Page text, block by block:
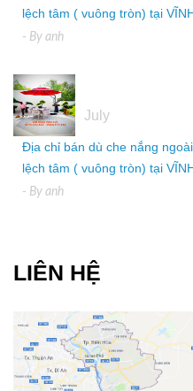
lệch tâm ( vuông tròn) tại
- By anh
July
Địa chỉ bán dù che nắng
lệch tâm ( vuông tròn) tại
- By anh
LIÊN HỆ